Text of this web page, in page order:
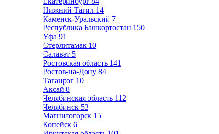
Нижний Тагил 14
Каменск-Уральский 7
Республика Башкортостан 150
Уфа 91
Стерлитамак 10
Салават 5
Ростовская область 141
Ростов-на-Дону 84
Таганрог 10
Аксай 8
Челябинская область 112
Челябинск 53
Магнитогорск 15
Копейск 6